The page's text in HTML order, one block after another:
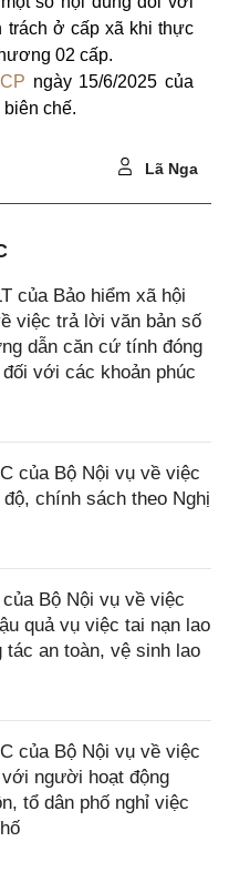
trách ở cấp xã khi thực
02 cấp.
ngày 15/6/2025 của
chế.
Lã Nga
của Bảo hiểm xã hội
việc trả lời văn bản số
dẫn căn cứ tính đóng
với các khoản phúc
của Bộ Nội vụ về việc
chính sách theo Nghị
Bộ Nội vụ về việc
quả vụ việc tai nạn lao
an toàn, vệ sinh lao
của Bộ Nội vụ về việc
người hoạt động
tổ dân phố nghỉ việc